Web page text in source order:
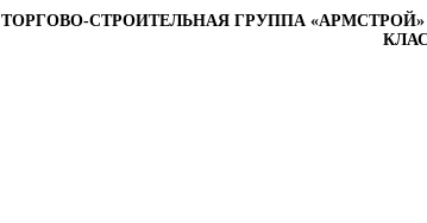
ТОРГОВО-СТРОИТЕЛЬНАЯ ГРУППА